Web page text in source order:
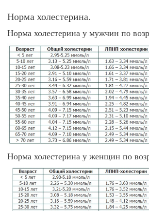
Норма холестерина.
Норма холестерина у мужчин по
Норма холестерина у женщин по